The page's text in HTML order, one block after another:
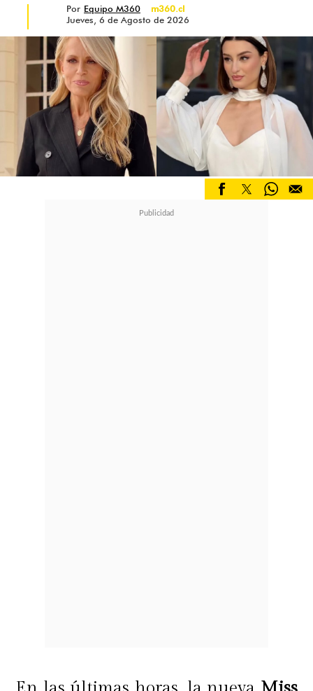
Por Equipo M360
m360.cl
Jueves, 6 de Agosto de 2026